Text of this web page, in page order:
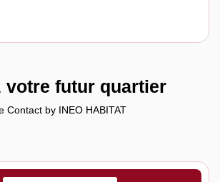
votre futur quartier
Contact by INEO HABITAT